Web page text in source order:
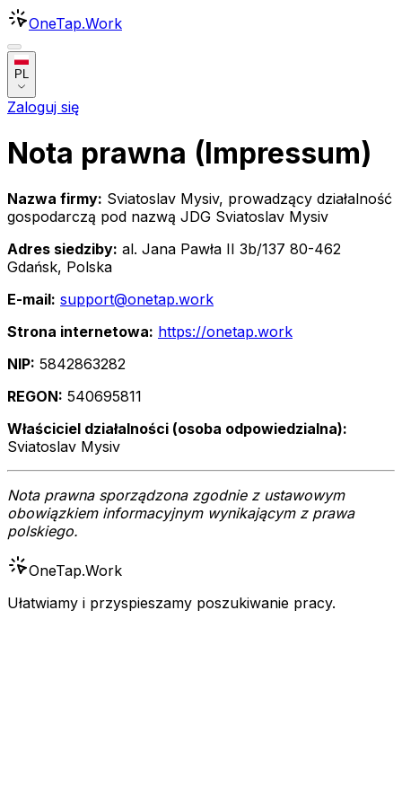
OneTap.Work
PL
Zaloguj się
Nota prawna (Impressum)
Nazwa firmy: Sviatoslav Mysiv, prowadzący działalność
gospodarczą pod nazwą JDG Sviatoslav Mysiv
Adres siedziby: al. Jana Pawła II 3b/137 80-462
Gdańsk, Polska
E-mail: support@onetap.work
Strona internetowa: https://onetap.work
NIP: 5842863282
REGON: 540695811
Właściciel działalności (osoba odpowiedzialna):
Sviatoslav Mysiv
Nota prawna sporządzona zgodnie z ustawowym
obowiązkiem informacyjnym wynikającym z prawa
polskiego.
OneTap.Work
Ułatwiamy i przyspieszamy poszukiwanie pracy.